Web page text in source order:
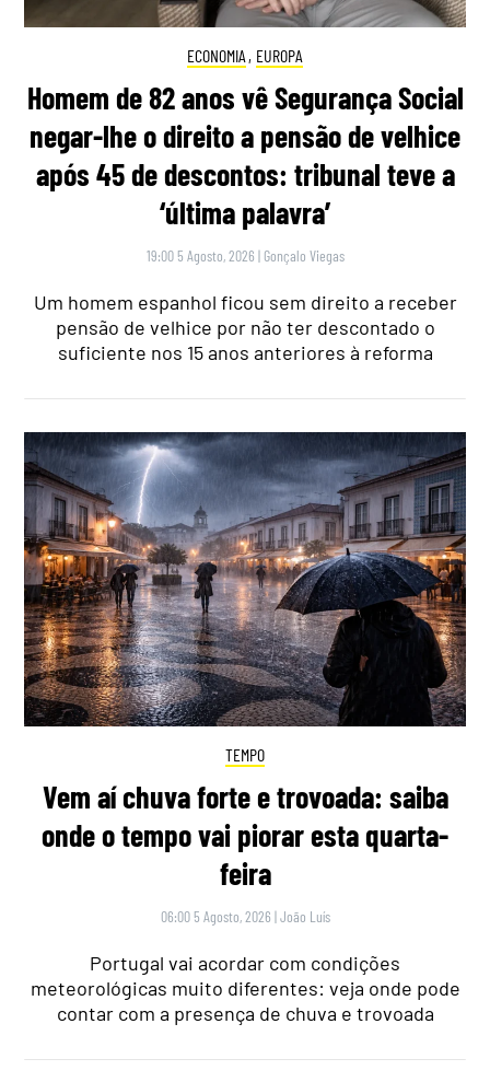
ECONOMIA , EUROPA
Homem de 82 anos vê Segurança Social
negar-lhe o direito a pensão de velhice
após 45 de descontos: tribunal teve a
‘última palavra’
19:00 5 Agosto, 2026 | Gonçalo Viegas
Um homem espanhol ficou sem direito a receber
pensão de velhice por não ter descontado o
suficiente nos 15 anos anteriores à reforma
TEMPO
Vem aí chuva forte e trovoada: saiba
onde o tempo vai piorar esta quarta-
feira
06:00 5 Agosto, 2026 |João Luís
Portugal vai acordar com condições
meteorológicas muito diferentes: veja onde pode
contar com a presença de chuva e trovoada